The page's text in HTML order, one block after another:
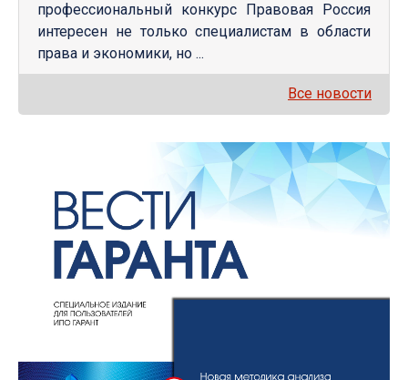
профессиональный конкурс Правовая Россия
интересен не только специалистам в области
права и экономики, но ...
Все новости